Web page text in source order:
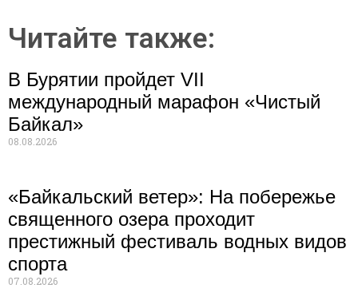
Читайте также:
В Бурятии пройдет VII
международный марафон «Чистый
Байкал»
08.08.2026
«Байкальский ветер»: На побережье
священного озера проходит
престижный фестиваль водных видов
спорта
07.08.2026